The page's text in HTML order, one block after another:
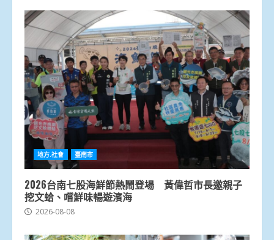
地方.社會 臺南市
2026台南七股海鮮節熱鬧登場 黃偉哲市長邀親子
挖文蛤、嚐鮮味暢遊濱海
2026-08-08